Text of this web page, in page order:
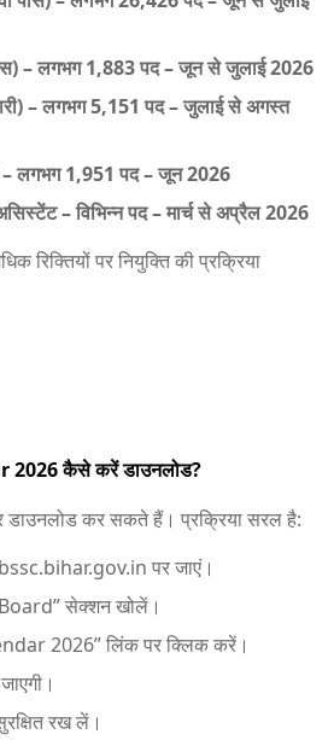
– लगभग 1,883 पद – जून से जुलाई 2026
– लगभग 5,151 पद – जुलाई से अगस्त
लगभग 1,951 पद – जून 2026
– विभिन्न पद – मार्च से अप्रैल 2026
रिक्तियों पर नियुक्ति की प्रक्रिया
2026 कैसे करें डाउनलोड?
डाउनलोड कर सकते हैं। प्रक्रिया सरल है:
पर जाएं।
सेक्शन खोलें।
2026” लिंक पर क्लिक करें।
रख लें।